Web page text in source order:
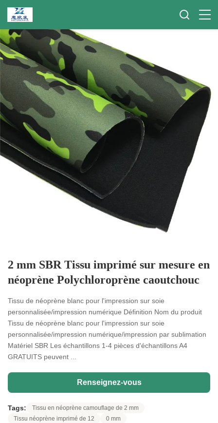
2 mm SBR Tissu imprimé sur mesure en
néoprène Polychloroprène caoutchouc
Tissu de néoprène blanc pour l'impression sur soie
personnalisée/impression numérique Définition Nom du produit
Tissu de néoprène blanc pour l'impression sur soie
personnalisée/impression numérique/impression par sublimation
Matériel SBR Les échantillons 1-4 pièces d'échantillons A4
GRATUITS peuvent ...
Renseignez-vous
Tags:
Tissu en néoprène camouflage de 2 mm
Tissu néoprène imprimé de 12
0 mm